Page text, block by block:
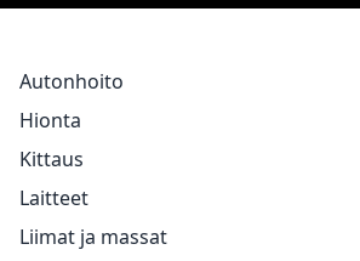
Autonhoito
Hionta
Kittaus
Laitteet
Liimat ja massat